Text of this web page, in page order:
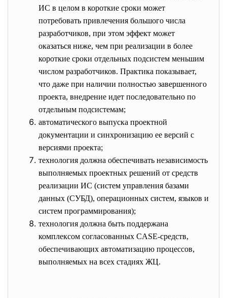
ИС в целом в короткие сроки может
потребовать привлечения большого числа
разработчиков, при этом эффект может
оказаться ниже, чем при реализации в более
короткие сроки отдельных подсистем меньшим
числом разработчиков. Практика показывает,
что даже при наличии полностью завершенного
проекта, внедрение идет последовательно по
отдельным подсистемам;
автоматического выпуска проектной
документации и синхронизацию ее версий с
версиями проекта;
технология должна обеспечивать независимость
выполняемых проектных решений от средств
реализации ИС (систем управления базами
данных (СУБД), операционных систем, языков и
систем программирования);
технология должна быть поддержана
комплексом согласованных CASE-средств,
обеспечивающих автоматизацию процессов,
выполняемых на всех стадиях ЖЦ.